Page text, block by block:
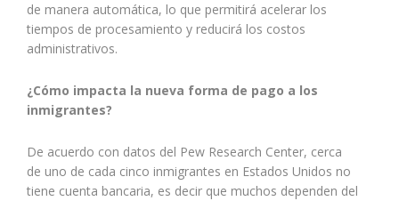
de manera automática, lo que permitirá acelerar los
tiempos de procesamiento y reducirá los costos
administrativos.
¿Cómo impacta la nueva forma de pago a los
inmigrantes?
De acuerdo con datos del Pew Research Center, cerca
de uno de cada cinco inmigrantes en Estados Unidos no
tiene cuenta bancaria, es decir que muchos dependen del